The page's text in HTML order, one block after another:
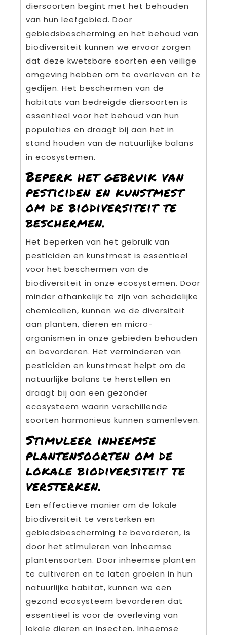
diersoorten begint met het behouden
van hun leefgebied. Door
gebiedsbescherming en het behoud van
biodiversiteit kunnen we ervoor zorgen
dat deze kwetsbare soorten een veilige
omgeving hebben om te overleven en te
gedijen. Het beschermen van de
habitats van bedreigde diersoorten is
essentieel voor het behoud van hun
populaties en draagt bij aan het in
stand houden van de natuurlijke balans
in ecosystemen.
Beperk het gebruik van
pesticiden en kunstmest
om de biodiversiteit te
beschermen.
Het beperken van het gebruik van
pesticiden en kunstmest is essentieel
voor het beschermen van de
biodiversiteit in onze ecosystemen. Door
minder afhankelijk te zijn van schadelijke
chemicaliën, kunnen we de diversiteit
aan planten, dieren en micro-
organismen in onze gebieden behouden
en bevorderen. Het verminderen van
pesticiden en kunstmest helpt om de
natuurlijke balans te herstellen en
draagt bij aan een gezonder
ecosysteem waarin verschillende
soorten harmonieus kunnen samenleven.
Stimuleer inheemse
plantensoorten om de
lokale biodiversiteit te
versterken.
Een effectieve manier om de lokale
biodiversiteit te versterken en
gebiedsbescherming te bevorderen, is
door het stimuleren van inheemse
plantensoorten. Door inheemse planten
te cultiveren en te laten groeien in hun
natuurlijke habitat, kunnen we een
gezond ecosysteem bevorderen dat
essentieel is voor de overleving van
lokale dieren en insecten. Inheemse